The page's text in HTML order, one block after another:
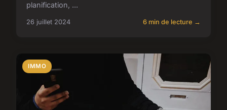
planification, ...
26 juillet 2024 6 min de lecture →
IMMO